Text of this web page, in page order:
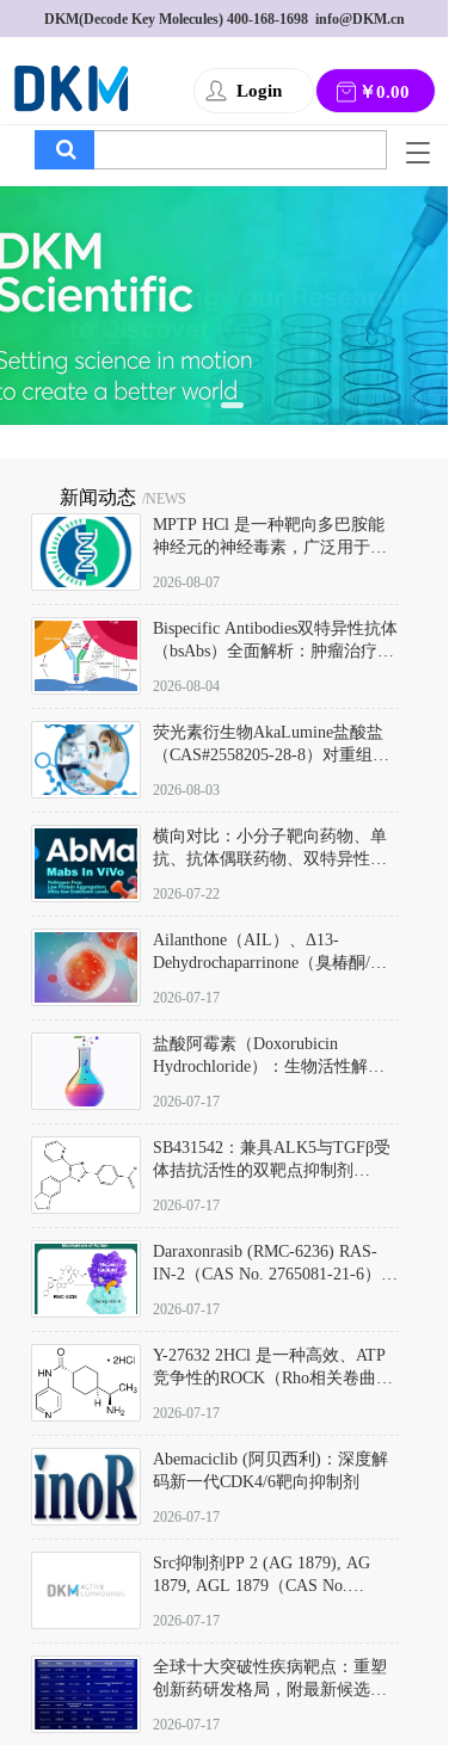
DKM(Decode Key Molecules) 400-168-1698
  info@DKM.cn
Login ￥0.00
T
g
g
l
a
v
i
g
a
新闻动态 /NEWS
MPTP HCl 是一种靶向多巴胺能
神经元的神经毒素，广泛用于构
以盐酸盐形式存在，可触发线粒
体介导的神经元凋亡。其经典应
用即为选择性损毁中脑黑质致密
部多巴胺能神经元，从而可靠模
拟帕金森病的核心病理与行为表
2026-08-07
Bispecific Antibodies双特异性抗体
（bsAbs）全面解析：肿瘤治疗的
2026-08-04
荧光素衍生物AkaLumine盐酸盐
（CAS#2558205-28-8）对重组萤
数（Km）为2.06 μM；其近红外
发光特性赋予优异的组织穿透能
力，大幅增强成像信噪比，从而
实现活体动物模型中极低给药剂
量下的高灵敏度、非侵入式生物
2026-08-03
横向对比：小分子靶向药物、单
抗、抗体偶联药物、双特异性抗
及应用瓶颈
2026-07-22
Ailanthone（AIL）、Δ13-
Dehydrochaparrinone（臭椿酮/臭
DKM货号 D806885
2026-07-17
盐酸阿霉素（Doxorubicin
Hydrochloride）：生物活性解
范
2026-07-17
SB431542：兼具ALK5与TGFβ受
体拮抗活性的双靶点抑制剂
D801067）
2026-07-17
Daraxonrasib (RMC-6236) RAS-
IN-2（CAS No. 2765081-21-6）：
向KRAS/NRAS/HRAS的广谱RAS
2026-07-17
Y-27632 2HCl 是一种高效、ATP
竞争性的ROCK（Rho相关卷曲螺
同等抑制ROCK1与ROCK2；其通
过精准嵌入激酶的ATP结合位点
发挥抑制作用，对ROCK1和
ROCK2的解离常数（Ki）分别为
140 nM和300 nM；在众多丝氨酸/
中，其靶向ROCK的选择性超过
200倍，凸显出优异的分子特异
2026-07-17
Abemaciclib (阿贝西利)：深度解
码新一代CDK4/6靶向抑制剂
2026-07-17
Src抑制剂PP 2 (AG 1879), AG
1879, AGL 1879（CAS No.
应用指南
2026-07-17
全球十大突破性疾病靶点：重塑
创新药研发格局，附最新候选分
2026-07-17